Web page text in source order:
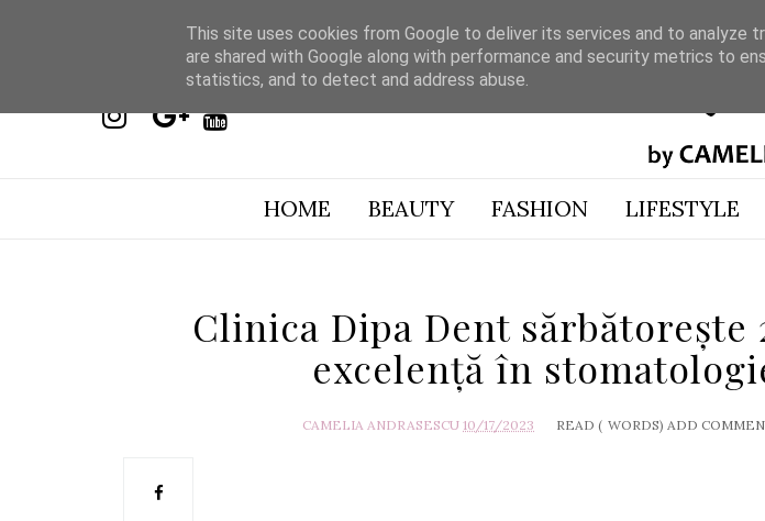
HOME BEAUTY FASHION LIFESTYLE
Clinica Dipa Dent sărbătorește
excelență în
CAMELIA ANDRASESCU 10/17/2023 READ ( WORDS) ADD
This site uses cookies from Google to deliver its services and to analyze
are shared with Google along with performance and security metrics to
statistics, and to detect and address abuse.